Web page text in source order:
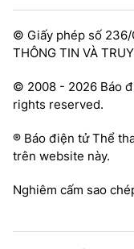
© Giấy phép số
THÔNG TIN VÀ
© 2008 - 2026 Báo
rights reserved.
® Báo điện tử Thể
trên website này.
Nghiêm cấm sao